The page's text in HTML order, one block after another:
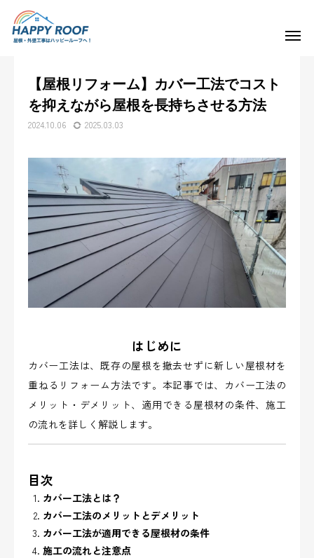
NEWS&BLOG
【屋根リフォーム】カバー工法でコスト
を抑えながら屋根を長持ちさせる方法
2024.10.06 2025.03.03
はじめに
カバー工法は、既存の屋根を撤去せずに新しい屋根材を
重ねるリフォーム方法です。本記事では、カバー工法の
メリット・デメリット、適用できる屋根材の条件、施工
の流れを詳しく解説します。
目次
カバー工法とは？
カバー工法のメリットとデメリット
カバー工法が適用できる屋根材の条件
施工の流れと注意点
ご挨拶・会社概要
事業内容
施工実績
求人情報
よくある質問
お知らせ&スタッフブログ